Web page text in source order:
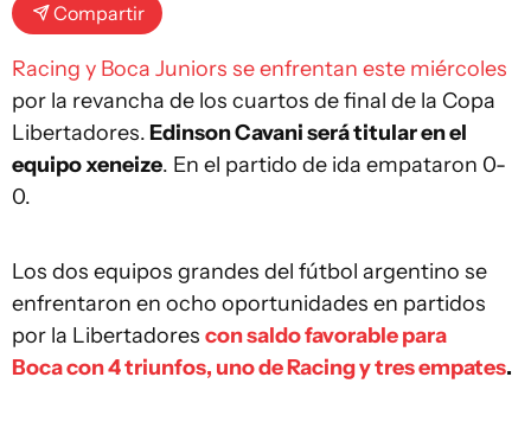
Compartir
Racing y Boca Juniors se enfrentan este miércoles
por la revancha de los cuartos de final de la Copa
Libertadores. Edinson Cavani será titular en el
equipo xeneize. En el partido de ida empataron 0-
0.
Los dos equipos grandes del fútbol argentino se
enfrentaron en ocho oportunidades en partidos
por la Libertadores con saldo favorable para
Boca con 4 triunfos, uno de Racing y tres empates.